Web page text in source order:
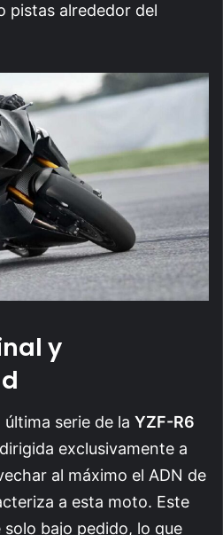
pistas alrededor del
y
serie de la YZF-R6
exclusivamente a
al máximo el ADN de
a esta moto. Este
bajo pedido, lo que